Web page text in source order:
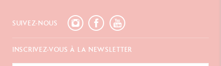
SUIVEZ-NOUS
INSCRIVEZ-VOUS À LA NEWSLETTER